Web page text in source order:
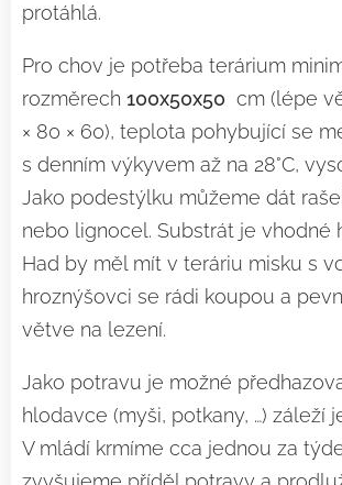
protáhlá.
Pro chov je potřeba terárium
rozměrech 100x50x50 cm (lépe
× 80 × 60), teplota pohybující se
s denním výkyvem až na 28°C,
Jako podestýlku můžeme dát
nebo lignocel. Substrát je vhodné
Had by měl mít v teráriu misku s
hroznýšovci se rádi koupou a
větve na lezení.
Jako potravu je možné
hlodavce (myši, potkany, …) záleží
V mládí krmíme cca jednou za